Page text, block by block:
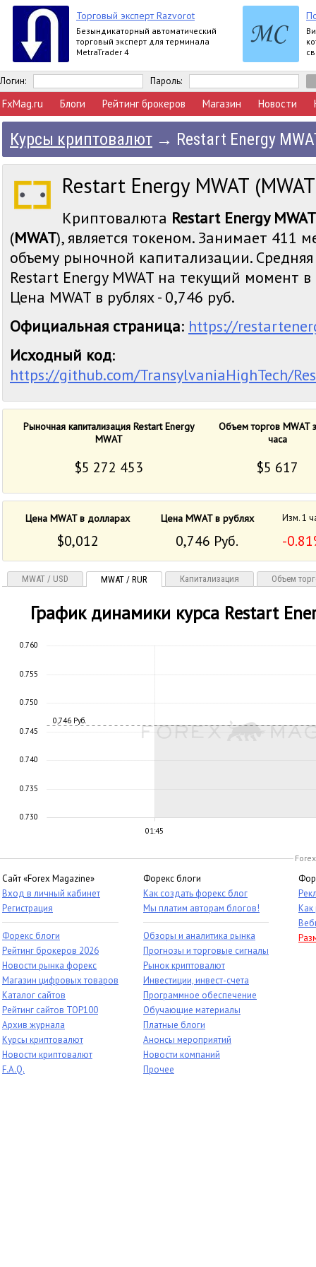
Торговый эксперт Razvorot
Безындикаторный автоматический
торговый эксперт для терминала
MetraTrader 4
Логин: Пароль:
FxMag.ru Блоги Рейтинг брокеров Магазин Новости
Курсы криптовалют → Restart Energy
Restart Energy MWAT
Криптовалюта Restart Energy MWAT
(MWAT), является токеном. Занимает 411
объему рыночной капитализации.
Restart Energy MWAT на текущий момент в
Цена MWAT в рублях - 0,746 руб.
Официальная страница: https://
Исходный код:
https://github.com/TransylvaniaHighTech/
Рыночная капитализация Restart Energy
MWAT
Объем торгов MWAT
часа
$5 272 453 $5 617
Цена MWAT в долларах Цена MWAT в рублях Изм. 1
$0,012 0,746 Руб. -
MWAT / USD MWAT / RUR Капитализация Объем
График динамики курса Restart
01:45
0,746 Руб.
0.730
0.735
0.740
0.745
0.750
0.755
0.760
Сайт «Forex Magazine»
Вход в личный кабинет
Регистрация
Форекс блоги
Рейтинг брокеров 2026
Новости рынка форекс
Магазин цифровых товаров
Каталог сайтов
Рейтинг сайтов TOP100
Архив журнала
Курсы криптовалют
Новости криптовалют
F.A.Q.
Форекс блоги
Как создать форекс блог
Мы платим авторам блогов!
Обзоры и аналитика рынка
Прогнозы и торговые сигналы
Рынок криптовалют
Инвестиции, инвест-счета
Программное обеспечение
Обучающие материалы
Платные блоги
Анонсы мероприятий
Новости компаний
Прочее
Как